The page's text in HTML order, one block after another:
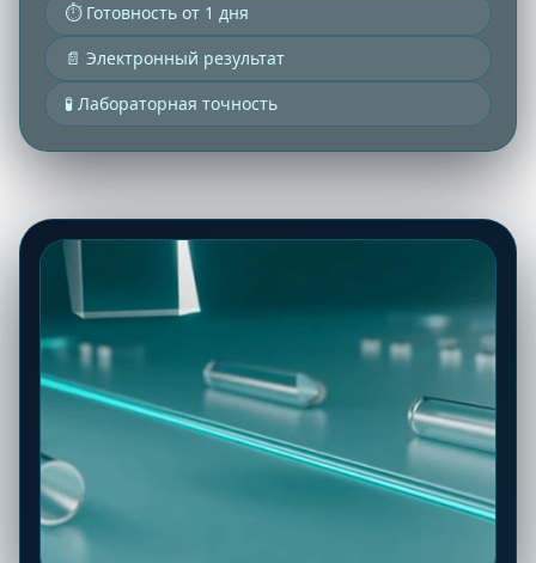
⏱️ Готовность от 1 дня
📄 Электронный результат
🧪 Лабораторная точность